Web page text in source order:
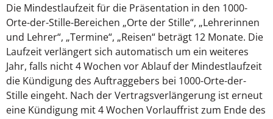
Die Mindestlaufzeit für die Präsentation in den 1000-
Orte-der-Stille-Bereichen „Orte der Stille“, „Lehrerinnen
und Lehrer“, „Termine“, „Reisen“ beträgt 12 Monate. Die
Laufzeit verlängert sich automatisch um ein weiteres
Jahr, falls nicht 4 Wochen vor Ablauf der Mindestlaufzeit
die Kündigung des Auftraggebers bei 1000-Orte-der-
Stille eingeht. Nach der Vertragsverlängerung ist erneut
eine Kündigung mit 4 Wochen Vorlauffrist zum Ende des